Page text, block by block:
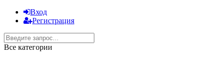
Вход
Регистрация
Все категории